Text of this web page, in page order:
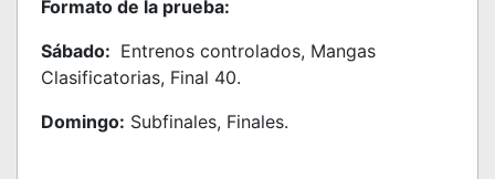
Formato de la prueba:
Sábado: Entrenos controlados, Mangas
Clasificatorias, Final 40.
Domingo: Subfinales, Finales.